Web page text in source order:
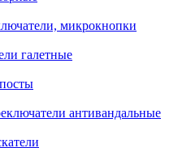
микрокнопки
галетные
антивандальные